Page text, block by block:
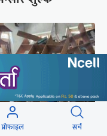
प्रोफाइल सर्च